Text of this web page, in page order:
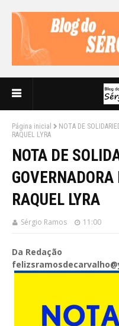
Página inicial
NOTA DE
RAQUEL LYRA
NOTA DE
RAQUEL LYRA
Sérgio Ramos 11:00
Da Redação